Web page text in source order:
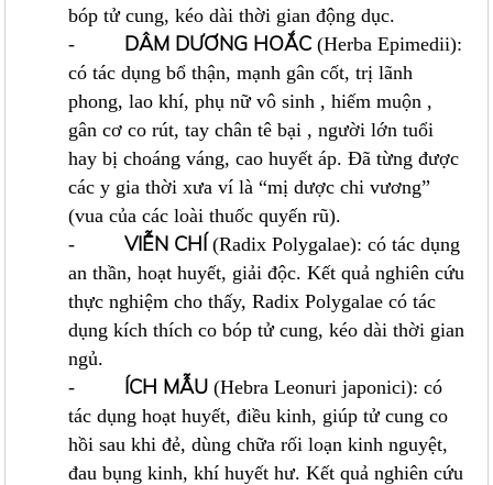
bóp tử cung, kéo dài thời gian động dục.
- DÂM DƯƠNG HOẮC(Herba Epimedii):
có tác dụng bổ thận, mạnh gân cốt, trị lãnh
phong, lao khí, phụ nữ vô sinh , hiếm muộn ,
gân cơ co rút, tay chân tê bại , người lớn tuổi
hay bị choáng váng, cao huyết áp. Đã từng được
các y gia thời xưa ví là “mị dược chi vương”
(vua của các loài thuốc quyến rũ).
- VIỄN CHÍ (Radix Polygalae): có tác dụng
an thần, hoạt huyết, giải độc. Kết quả nghiên cứu
thực nghiệm cho thấy, Radix Polygalae có tác
dụng kích thích co bóp tử cung, kéo dài thời gian
ngủ.
- ÍCH MẪU (Hebra Leonuri japonici): có
tác dụng hoạt huyết, điều kinh, giúp tử cung co
hồi sau khi đẻ, dùng chữa rối loạn kinh nguyệt,
đau bụng kinh, khí huyết hư. Kết quả nghiên cứu